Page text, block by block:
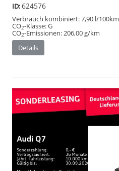
ID:624576
Verbrauch kombiniert:7,90 l/100km
CO2-Klasse:G
CO2-Emissionen:206,00 g/km
Details